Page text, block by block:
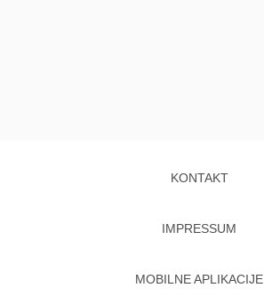
KONTAKT
IMPRESSUM
MOBILNE APLIKACIJE